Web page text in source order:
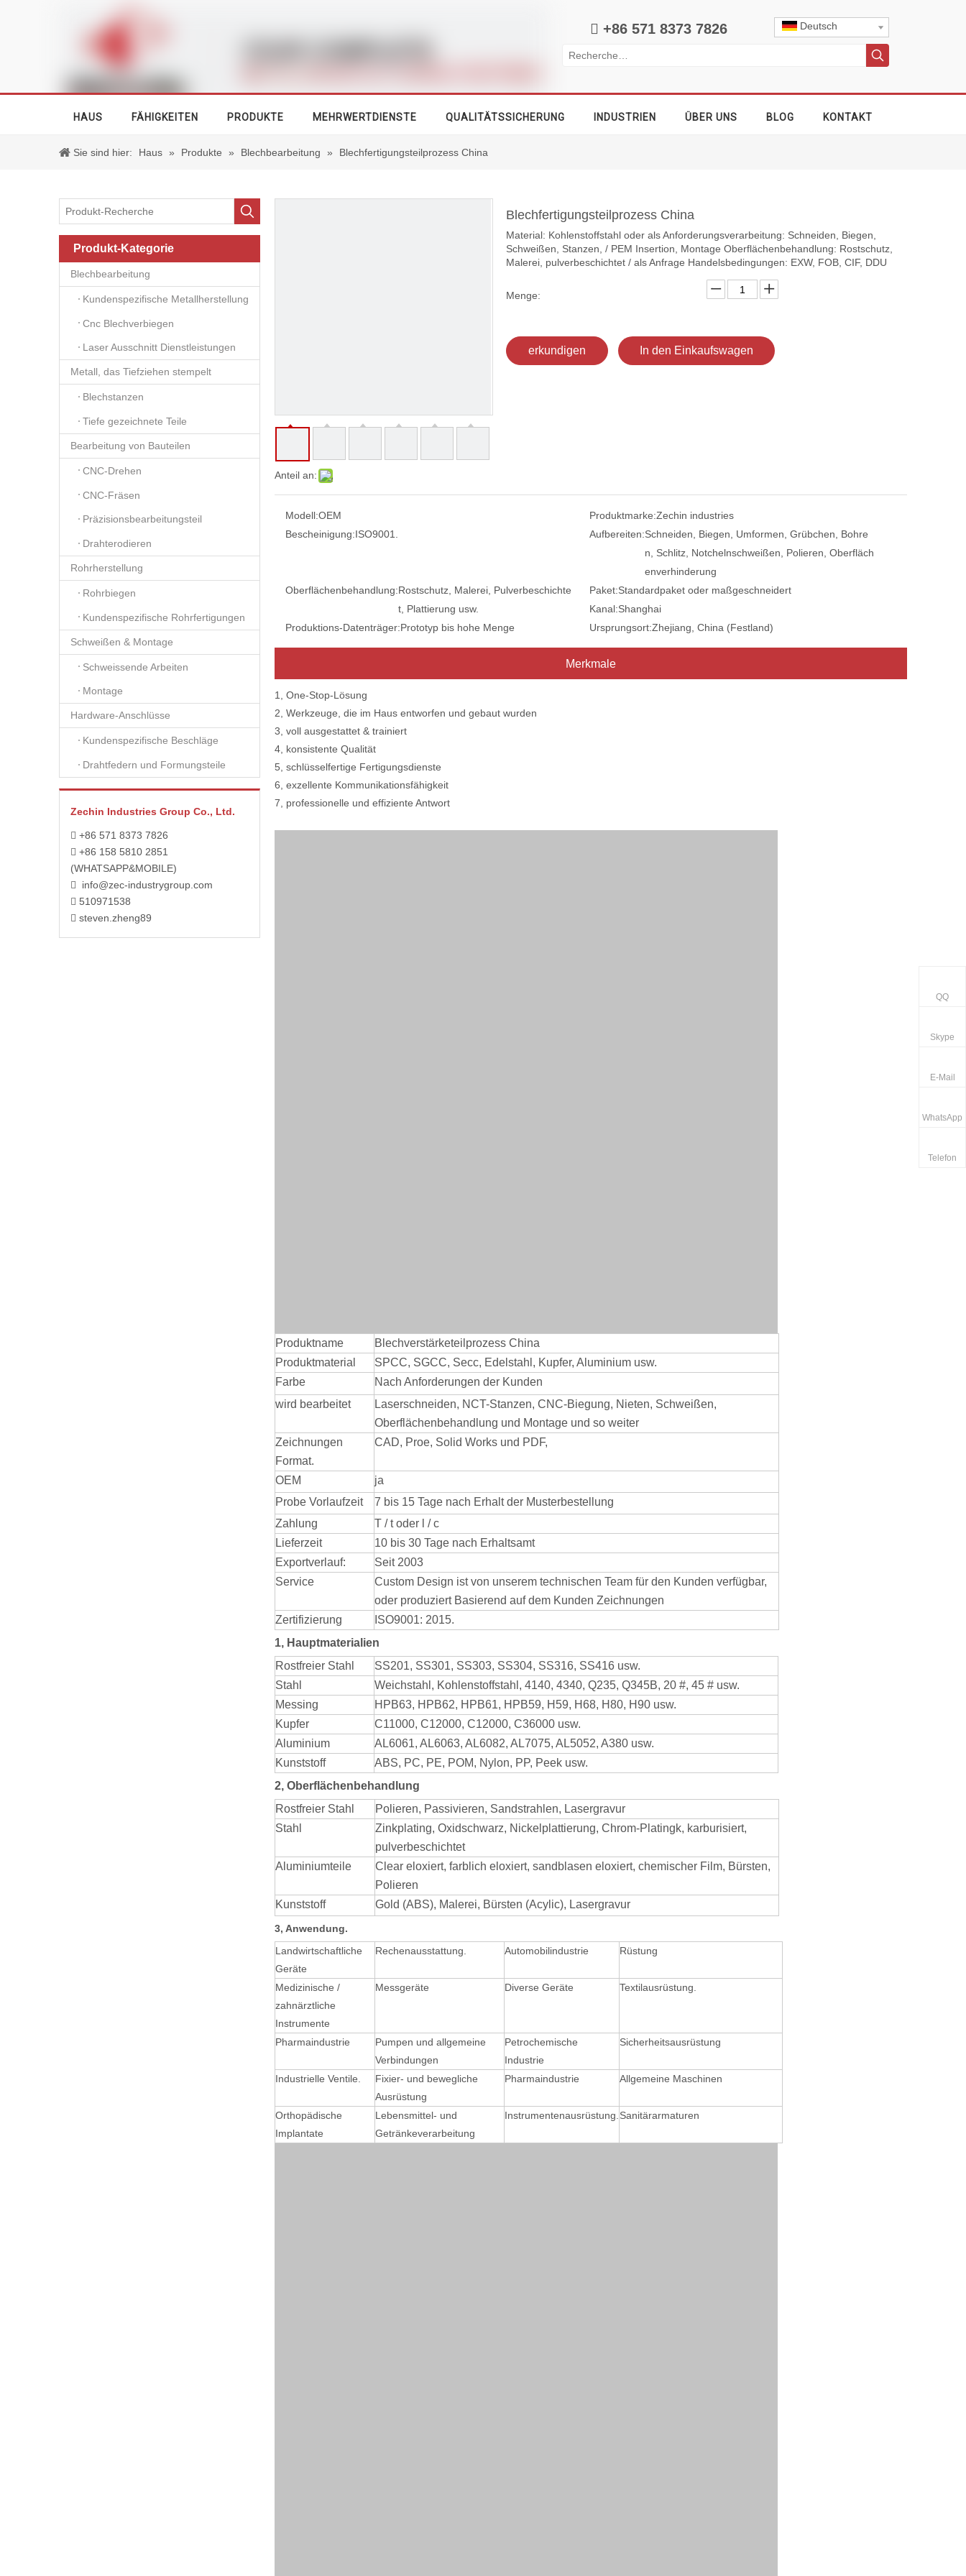
 +86 571 8373 7826 Deutsch
HAUS FÄHIGKEITEN PRODUKTE MEHRWERTDIENSTE QUALITÄTSSICHERUNG INDUSTRIEN ÜBER UNS BLOG KONTAKT
Sie sind hier: Haus » Produkte » Blechbearbeitung » Blechfertigungsteilprozess China
Produkt-Kategorie
Blechbearbeitung
Kundenspezifische Metallherstellung
Cnc Blechverbiegen
Laser Ausschnitt Dienstleistungen
Metall, das Tiefziehen stempelt
Blechstanzen
Tiefe gezeichnete Teile
Bearbeitung von Bauteilen
CNC-Drehen
CNC-Fräsen
Präzisionsbearbeitungsteil
Drahterodieren
Rohrherstellung
Rohrbiegen
Kundenspezifische Rohrfertigungen
Schweißen & Montage
Schweissende Arbeiten
Montage
Hardware-Anschlüsse
Kundenspezifische Beschläge
Drahtfedern und Formungsteile
Zechin Industries Group Co., Ltd.
 +86 571 8373 7826
 +86 158 5810 2851
(WHATSAPP&MOBILE)
 info@zec-industrygroup.com
 510971538
 steven.zheng89
Anteil an:
Blechfertigungsteilprozess China
Material: Kohlenstoffstahl oder als Anforderungsverarbeitung: Schneiden, Biegen,
Schweißen, Stanzen, / PEM Insertion, Montage Oberflächenbehandlung: Rostschutz,
Malerei, pulverbeschichtet / als Anfrage Handelsbedingungen: EXW, FOB, CIF, DDU
Menge:
erkundigen In den Einkaufswagen
Modell:OEM Produktmarke:Zechin industries
Bescheinigung:ISO9001. Aufbereiten:Schneiden, Biegen, Umformen, Grübchen, Bohre
n, Schlitz, Notchelnschweißen, Polieren, Oberfläch
enverhinderung
Oberflächenbehandlung:Rostschutz, Malerei, Pulverbeschichte
t, Plattierung usw.
Paket:Standardpaket oder maßgeschneidert
Kanal:Shanghai
Produktions-Datenträger:Prototyp bis hohe Menge Ursprungsort:Zhejiang, China (Festland)
Merkmale
1, One-Stop-Lösung
2, Werkzeuge, die im Haus entworfen und gebaut wurden
3, voll ausgestattet & trainiert
4, konsistente Qualität
5, schlüsselfertige Fertigungsdienste
6, exzellente Kommunikationsfähigkeit
7, professionelle und effiziente Antwort
Produktname
Blechverstärketeilprozess China
Produktmaterial
SPCC, SGCC, Secc, Edelstahl, Kupfer, Aluminium usw.
Farbe
Nach Anforderungen der Kunden
wird bearbeitet
Laserschneiden, NCT-Stanzen, CNC-Biegung, Nieten, Schweißen,
Oberflächenbehandlung und Montage und so weiter
Zeichnungen
Format.
CAD, Proe, Solid Works und PDF,
OEM
ja
Probe Vorlaufzeit
7 bis 15 Tage nach Erhalt der Musterbestellung
Zahlung
T / t oder l / c
Lieferzeit
10 bis 30 Tage nach Erhaltsamt
Exportverlauf:
Seit 2003
Service
Custom Design ist von unserem technischen Team für den Kunden verfügbar,
oder produziert Basierend auf dem Kunden Zeichnungen
Zertifizierung
ISO9001: 2015.
1, Hauptmaterialien
Rostfreier Stahl
SS201, SS301, SS303, SS304, SS316, SS416 usw.
Stahl
Weichstahl, Kohlenstoffstahl, 4140, 4340, Q235, Q345B, 20 #, 45 # usw.
Messing
HPB63, HPB62, HPB61, HPB59, H59, H68, H80, H90 usw.
Kupfer
C11000, C12000, C12000, C36000 usw.
Aluminium
AL6061, AL6063, AL6082, AL7075, AL5052, A380 usw.
Kunststoff
ABS, PC, PE, POM, Nylon, PP, Peek usw.
2, Oberflächenbehandlung
Rostfreier Stahl
Polieren, Passivieren, Sandstrahlen, Lasergravur
Stahl
Zinkplating, Oxidschwarz, Nickelplattierung, Chrom-Platingk, karburisiert,
pulverbeschichtet
Aluminiumteile
Clear eloxiert, farblich eloxiert, sandblasen eloxiert, chemischer Film, Bürsten,
Polieren
Kunststoff
Gold (ABS), Malerei, Bürsten (Acylic), Lasergravur
3, Anwendung.
Landwirtschaftliche
Geräte
Rechenausstattung. Automobilindustrie Rüstung
Medizinische /
zahnärztliche
Instrumente
Messgeräte Diverse Geräte Textilausrüstung.
Pharmaindustrie
Pumpen und allgemeine
Verbindungen
Petrochemische
Industrie
Sicherheitsausrüstung
Industrielle Ventile.
Fixier- und bewegliche
Ausrüstung
Pharmaindustrie Allgemeine Maschinen
Orthopädische
Implantate
Lebensmittel- und
Getränkeverarbeitung
Instrumentenausrüstung. Sanitärarmaturen
QQ
Skype
E-Mail
WhatsApp
Telefon